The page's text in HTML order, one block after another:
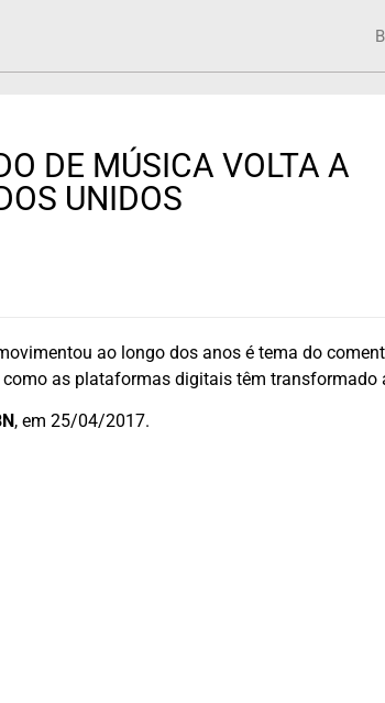
DE MÚSICA VOLTA A
UNIDOS
ao longo dos anos é tema do
as plataformas digitais têm
, em 25/04/2017.